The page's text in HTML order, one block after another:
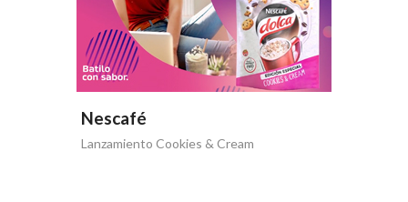
Nescafé
Lanzamiento Cookies & Cream